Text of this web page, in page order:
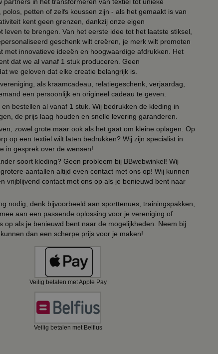
in het transformeren van textiel tot unieke
petten of zelfs koussen zijn - als het gemaakt is van
kent geen grenzen, dankzij onze eigen
te brengen. Van het eerste idee tot het laatste stiksel,
geschenk wilt creëren, je merk wilt promoten
met innovatieve ideeën en hoogwaardige afdrukken. Het
dat we al vanaf 1 stuk produceren. Geen
we geloven dat elke creatie belangrijk is.
als kraamcadeau, relatiegeschenk, verjaardag,
een persoonlijk en origineel cadeau te geven.
bestellen al vanaf 1 stuk. Wij bedrukken de kleding in
de prijs laag houden en snelle levering garanderen.
zowel grote maar ook als het gaat om kleine oplagen. Op
op een textiel wilt laten bedrukken? Wij zijn specialist in
in gesprek over de wensen!
soort kleding? Geen probleem bij BBwebwinkel! Wij
aantallen altijd even contact met ons op! Wij kunnen
vrijblijvend contact met ons op als je benieuwd bent naar
nodig, denk bijvoorbeeld aan sporttenues, trainingspakken,
aan een passende oplossing voor je vereniging of
als je benieuwd bent naar de mogelijkheden. Neem bij
dan een scherpe prijs voor je maken!
Veilig betalen met Apple Pay
Veilig betalen met Belfius